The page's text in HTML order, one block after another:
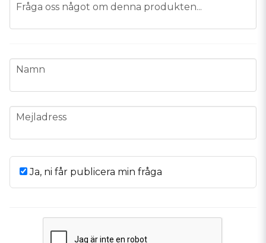
Fråga oss något om denna produkten...
name
Namn
email
Mejladress
Ja, ni får publicera min fråga